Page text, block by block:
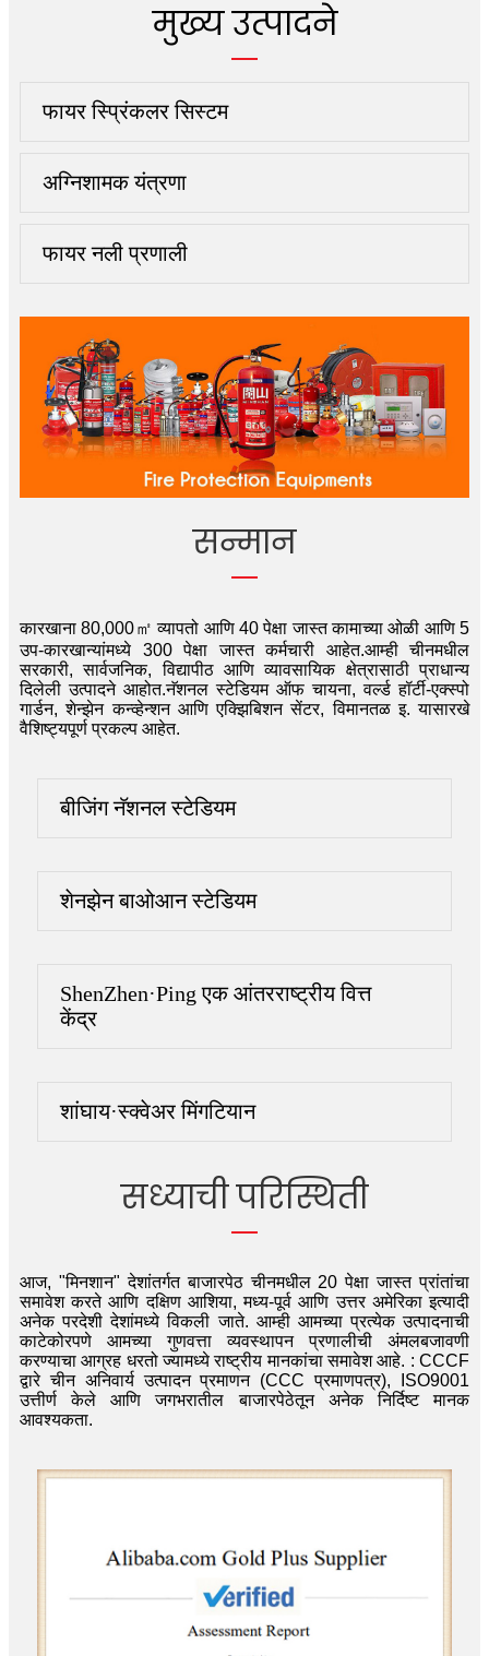
मुख्य उत्पादने
फायर स्प्रिंकलर सिस्टम
अग्निशामक यंत्रणा
फायर नली प्रणाली
सन्मान
कारखाना 80,000㎡ व्यापतो आणि 40 पेक्षा जास्त कामाच्या ओळी आणि 5
उप-कारखान्यांमध्ये 300 पेक्षा जास्त कर्मचारी आहेत.आम्ही चीनमधील
सरकारी, सार्वजनिक, विद्यापीठ आणि व्यावसायिक क्षेत्रासाठी प्राधान्य
दिलेली उत्पादने आहोत.नॅशनल स्टेडियम ऑफ चायना, वर्ल्ड हॉर्टी-एक्स्पो
गार्डन, शेन्झेन कन्व्हेन्शन आणि एक्झिबिशन सेंटर, विमानतळ इ. यासारखे
वैशिष्ट्यपूर्ण प्रकल्प आहेत.
बीजिंग नॅशनल स्टेडियम
शेनझेन बाओआन स्टेडियम
ShenZhen·Ping एक आंतरराष्ट्रीय वित्त
केंद्र
शांघाय·स्क्वेअर मिंगटियान
सध्याची परिस्थिती
आज, "मिनशान" देशांतर्गत बाजारपेठ चीनमधील 20 पेक्षा जास्त प्रांतांचा
समावेश करते आणि दक्षिण आशिया, मध्य-पूर्व आणि उत्तर अमेरिका इत्यादी
अनेक परदेशी देशांमध्ये विकली जाते. आम्ही आमच्या प्रत्येक उत्पादनाची
काटेकोरपणे आमच्या गुणवत्ता व्यवस्थापन प्रणालीची अंमलबजावणी
करण्याचा आग्रह धरतो ज्यामध्ये राष्ट्रीय मानकांचा समावेश आहे. : CCCF
द्वारे चीन अनिवार्य उत्पादन प्रमाणन (CCC प्रमाणपत्र), ISO9001
उत्तीर्ण केले आणि जगभरातील बाजारपेठेतून अनेक निर्दिष्ट मानक
आवश्यकता.